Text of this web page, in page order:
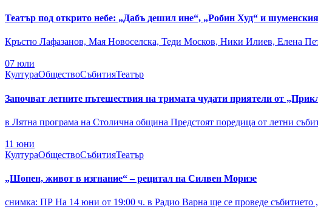
Театър под открито небе: „Дабъ дешил ине“, „Робин Худ“ и
Кръстю Лафазанов, Мая Новоселска, Теди Москов, Ники Илиев, Елена
07 юли
КултураОбществоСъбитияТеатър
Започват летните пътешествия на тримата чудати приятели от
в Лятна програма на Столична община Предстоят поредица от летни
11 юни
КултураОбществоСъбитияТеатър
„Шопен, живот в изгнание“ – рецитал на Силвен Моризе
снимка: ПР На 14 юни от 19:00 ч. в Радио Варна ще се проведе